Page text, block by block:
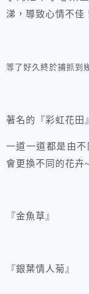
涕，導致心情不佳
等了好久終於捕抓到
著名的『彩虹花田
一道一道都是由
會更換不同的花卉~
『金魚草』
『銀葉情人菊』